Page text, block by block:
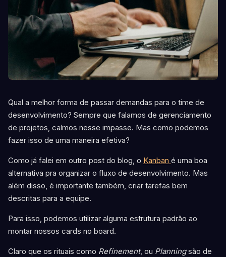
Qual a melhor forma de passar demandas para o time de
desenvolvimento? Sempre que falamos de gerenciamento
de projetos, caímos nesse impasse. Mas como podemos
fazer isso de uma maneira efetiva?
Como já falei em outro post do blog, o Kanban é uma boa
alternativa pra organizar o fluxo de desenvolvimento. Mas
além disso, é importante também, criar tarefas bem
descritas para a equipe.
Para isso, podemos utilizar alguma estrutura padrão ao
montar nossos cards no board.
Claro que os rituais como Refinement, ou Planningsão de